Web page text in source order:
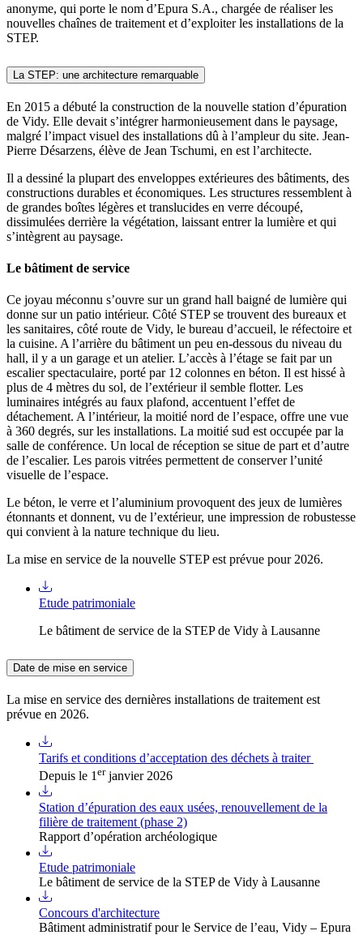
anonyme, qui porte le nom d’Epura S.A., chargée de réaliser les
nouvelles chaînes de traitement et d’exploiter les installations de la
STEP.
La STEP: une architecture remarquable
En 2015 a débuté la construction de la nouvelle station d’épuration
de Vidy. Elle devait s’intégrer harmonieusement dans le paysage,
malgré l’impact visuel des installations dû à l’ampleur du site. Jean-
Pierre Désarzens, élève de Jean Tschumi, en est l’architecte.
Il a dessiné la plupart des enveloppes extérieures des bâtiments, des
constructions durables et économiques. Les structures ressemblent à
de grandes boîtes légères et translucides en verre découpé,
dissimulées derrière la végétation, laissant entrer la lumière et qui
s’intègrent au paysage.
Le bâtiment de service
Ce joyau méconnu s’ouvre sur un grand hall baigné de lumière qui
donne sur un patio intérieur. Côté STEP se trouvent des bureaux et
les sanitaires, côté route de Vidy, le bureau d’accueil, le réfectoire et
la cuisine. A l’arrière du bâtiment un peu en-dessous du niveau du
hall, il y a un garage et un atelier. L’accès à l’étage se fait par un
escalier spectaculaire, porté par 12 colonnes en béton. Il est hissé à
plus de 4 mètres du sol, de l’extérieur il semble flotter. Les
luminaires intégrés au faux plafond, accentuent l’effet de
détachement. A l’intérieur, la moitié nord de l’espace, offre une vue
à 360 degrés, sur les installations. La moitié sud est occupée par la
salle de conférence. Un local de réception se situe de part et d’autre
de l’escalier. Les parois vitrées permettent de conserver l’unité
visuelle de l’espace.
Le béton, le verre et l’aluminium provoquent des jeux de lumières
étonnants et donnent, vu de l’extérieur, une impression de robustesse
qui convient à la nature technique du lieu.
La mise en service de la nouvelle STEP est prévue pour 2026.
Etude patrimoniale
Le bâtiment de service de la STEP de Vidy à Lausanne
Date de mise en service
La mise en service des dernières installations de traitement est
prévue en 2026.
Tarifs et conditions d’acceptation des déchets à traiter
Depuis le 1erjanvier 2026
Station d’épuration des eaux usées, renouvellement de la
filière de traitement (phase 2)
Rapport d’opération archéologique
Etude patrimoniale
Le bâtiment de service de la STEP de Vidy à Lausanne
Concours d'architecture
Bâtiment administratif pour le Service de l’eau, Vidy – Epura